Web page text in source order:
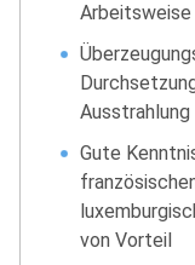
Arbeitsweise
Ausstrahlung
Gute
von Vorteil